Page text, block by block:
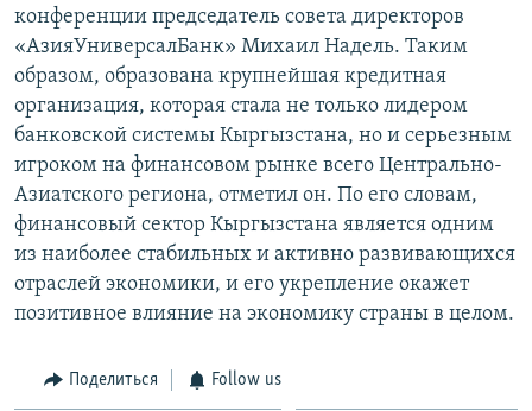
TÜRKMENÇE
конференции председатель совета директоров
«АзияУниверсалБанк» Михаил Надель. Таким
образом, образована крупнейшая кредитная
организация, которая стала не только лидером
банковской системы Кыргызстана, но и серьезным
игроком на финансовом рынке всего Центрально-
Азиатского региона, отметил он. По его словам,
финансовый сектор Кыргызстана является одним
из наиболее стабильных и активно развивающихся
отраслей экономики, и его укрепление окажет
позитивное влияние на экономику страны в целом.
Поделиться Follow us